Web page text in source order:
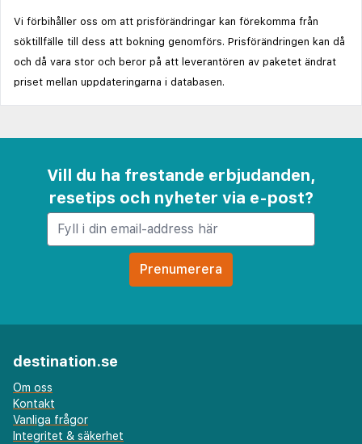
Vi förbihåller oss om att prisförändringar kan förekomma från
söktillfälle till dess att bokning genomförs. Prisförändringen kan då
och då vara stor och beror på att leverantören av paketet ändrat
priset mellan uppdateringarna i databasen.
Vill du ha frestande erbjudanden,
resetips och nyheter via e-post?
destination.se
Om oss
Kontakt
Vanliga frågor
Integritet & säkerhet